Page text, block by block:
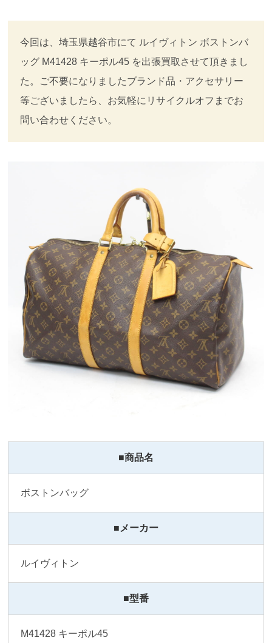
今回は、埼玉県越谷市にて ルイヴィトン ボストンバ
ッグ M41428 キーポル45 を出張買取させて頂きまし
た。ご不要になりましたブランド品・アクセサリー
等ございましたら、お気軽にリサイクルオフまでお
問い合わせください。
■商品名
ボストンバッグ
■メーカー
ルイヴィトン
■型番
M41428 キーポル45